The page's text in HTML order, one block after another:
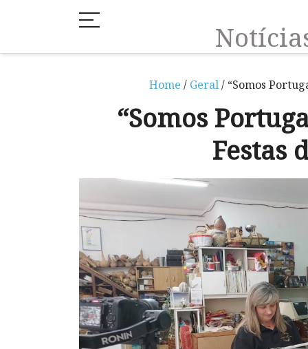
Home / Geral/ “Somos
“Somos
Festas